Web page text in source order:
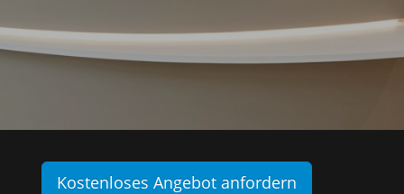
Kostenloses Angebot anfordern